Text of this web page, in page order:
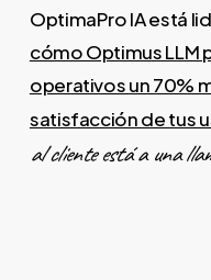
OptimaPro IA está
cómo Optimus LLM
operativos un 70%
satisfacción de tus
al cliente está a una